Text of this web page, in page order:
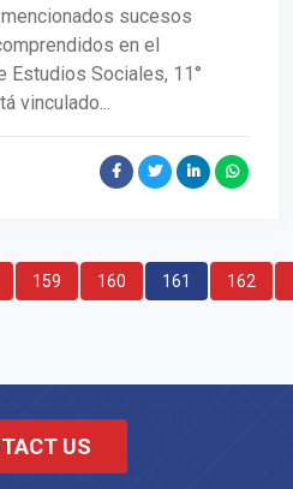
sucesos
en el
Estudios Sociales, 11°
vinculado...
159 160 161 162
US